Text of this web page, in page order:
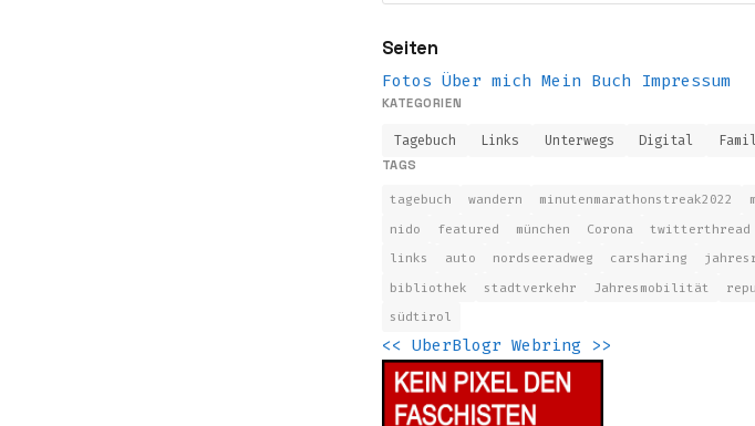
Seiten
Fotos Über mich Mein Buch Impressum
KATEGORIEN
Tagebuch Links Unterwegs Digital
TAGS
tagebuch wandern minutenmarathonstreak2022
nido
featured münchen Corona twitterthread
links
auto nordseeradweg carsharing
bibliothek
stadtverkehr Jahresmobilität
südtirol
<< UberBlogr Webring >>